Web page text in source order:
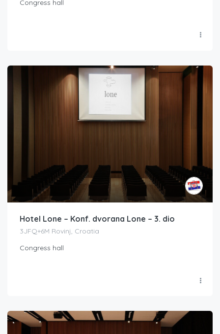
Congress hall
Hotel Lone – Konf. dvorana Lone – 3. dio
3JFQ+6M Rovinj, Croatia
Congress hall